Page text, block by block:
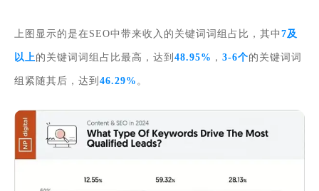
上图显示的是在SEO中带来收入的关键词词组占比，其中 7及
以上的关键词词组占比最高，达到 48.95% ， 3-6个的 关键词词
组紧随其后，达到 46.29% 。